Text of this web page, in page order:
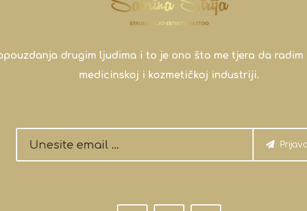
drugim ljudima i to je ono što me tjera da
medicinskoj i kozmetičkoj industriji.